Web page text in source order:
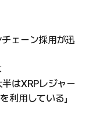
ェーン採用が迅
はXRPレジャー
利用している」